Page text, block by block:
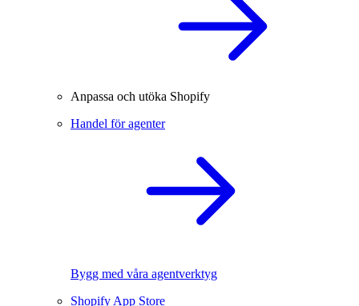
Anpassa och utöka Shopify
Handel för agenter
Bygg med våra agentverktyg
Shopify App Store